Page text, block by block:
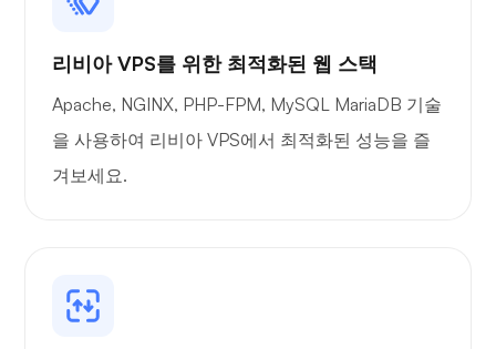
플레이튜브
리비아 VPS를 위한 최적화된 웹 스택
Apache, NGINX, PHP-FPM, MySQL MariaDB 기술
을 사용하여 리비아 VPS에서 최적화된 성능을 즐
겨보세요.